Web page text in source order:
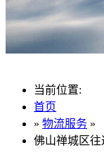
当前位置:
首页
» 物流服务 »
佛山禅城区